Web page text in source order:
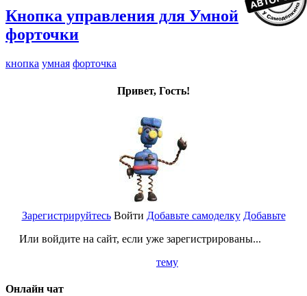
Кнопка управления для Умной
форточки
кнопка умная форточка
Привет, Гость!
Зарегистрируйтесь
Или войдите на сайт, если уже зарегистрированы...
Войти Добавьте самоделку Добавьте
тему
Онлайн чат